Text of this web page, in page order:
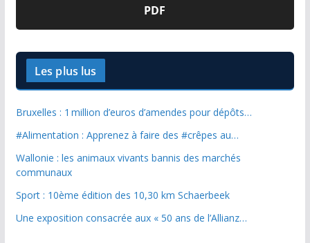
PDF
Les plus lus
Bruxelles : 1 million d’euros d’amendes pour dépôts…
#Alimentation : Apprenez à faire des #crêpes au…
Wallonie : les animaux vivants bannis des marchés
communaux
Sport : 10ème édition des 10,30 km Schaerbeek
Une exposition consacrée aux « 50 ans de l’Allianz…